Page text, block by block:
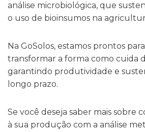
análise microbiológica, que
o uso de bioinsumos na
Na GoSolos, estamos prontos para
transformar a forma como cuida
garantindo produtividade e
longo prazo.
Se você deseja saber mais sobre
à sua produção com a análise